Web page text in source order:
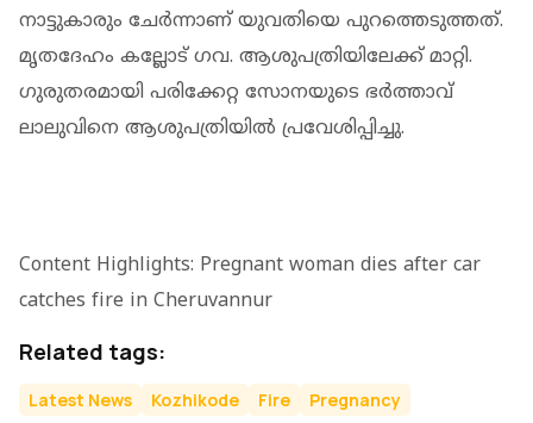
നാട്ടുകാരും ചേർന്നാണ് യുവതിയെ പുറത്തെടുത്തത്.
മൃതദേഹം കല്ലോട് ​ഗവ. ആശുപത്രിയിലേക്ക് മാറ്റി.
ഗുരുതരമായി പരിക്കേറ്റ സോനയുടെ ഭര്‍ത്താവ്
ലാലുവിനെ ആശുപത്രിയില്‍ പ്രവേശിപ്പിച്ചു.
Content Highlights: Pregnant woman dies after car
catches fire in Cheruvannur
Related tags:
Latest News Kozhikode Fire Pregnancy